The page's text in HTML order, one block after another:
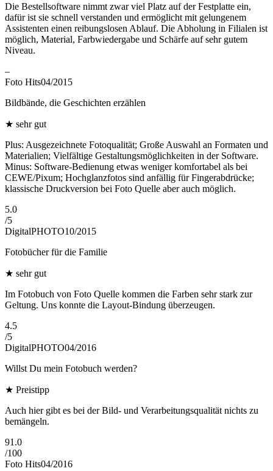
Die Bestellsoftware nimmt zwar viel Platz auf der Festplatte ein,
dafür ist sie schnell verstanden und ermöglicht mit gelungenem
Assistenten einen reibungslosen Ablauf. Die Abholung in Filialen ist
möglich, Material, Farbwiedergabe und Schärfe auf sehr gutem
Niveau.
–
Foto Hits04/2015
Bildbände, die Geschichten erzählen
★ sehr gut
Plus: Ausgezeichnete Fotoqualität; Große Auswahl an Formaten und
Materialien; Vielfältige Gestaltungsmöglichkeiten in der Software.
Minus: Software-Bedienung etwas weniger komfortabel als bei
CEWE/Pixum; Hochglanzfotos sind anfällig für Fingerabdrücke;
klassische Druckversion bei Foto Quelle aber auch möglich.
5.0
/5
DigitalPHOTO10/2015
Fotobücher für die Familie
★ sehr gut
Im Fotobuch von Foto Quelle kommen die Farben sehr stark zur
Geltung. Uns konnte die Layout-Bindung überzeugen.
4.5
/5
DigitalPHOTO04/2016
Willst Du mein Fotobuch werden?
★ Preistipp
Auch hier gibt es bei der Bild- und Verarbeitungsqualität nichts zu
bemängeln.
91.0
/100
Foto Hits04/2016